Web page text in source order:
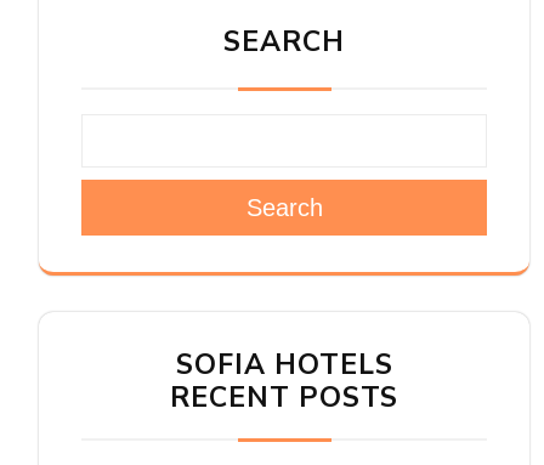
SEARCH
Search
SOFIA HOTELS
RECENT POSTS